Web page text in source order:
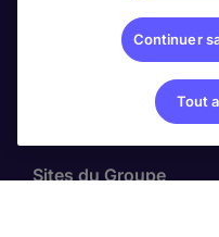
Nos offres d'emploi
Sites du Groupe
Continuer
Tout